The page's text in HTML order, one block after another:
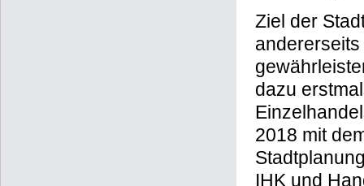
Ziel der
dazu
2018 mit
IHK und